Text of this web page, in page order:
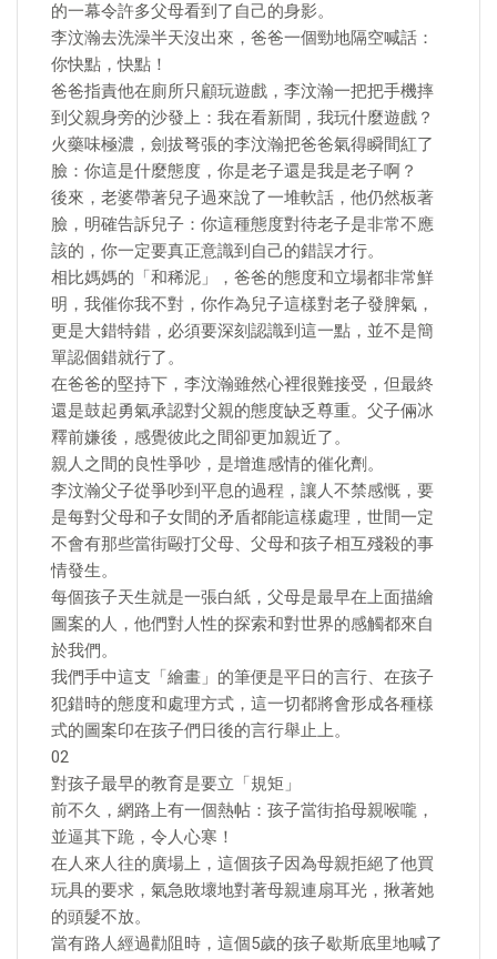
的一幕令許多父母看到了自己的身影。
李汶瀚去洗澡半天沒出來，爸爸一個勁地隔空喊話：
你快點，快點！
爸爸指責他在廁所只顧玩遊戲，李汶瀚一把把手機摔
到父親身旁的沙發上：我在看新聞，我玩什麼遊戲？
火藥味極濃，劍拔弩張的李汶瀚把爸爸氣得瞬間紅了
臉：你這是什麼態度，你是老子還是我是老子啊？
後來，老婆帶著兒子過來說了一堆軟話，他仍然板著
臉，明確告訴兒子：你這種態度對待老子是非常不應
該的，你一定要真正意識到自己的錯誤才行。
相比媽媽的「和稀泥」，爸爸的態度和立場都非常鮮
明，我催你我不對，你作為兒子這樣對老子發脾氣，
更是大錯特錯，必須要深刻認識到這一點，並不是簡
單認個錯就行了。
在爸爸的堅持下，李汶瀚雖然心裡很難接受，但最終
還是鼓起勇氣承認對父親的態度缺乏尊重。父子倆冰
釋前嫌後，感覺彼此之間卻更加親近了。
親人之間的良性爭吵，是增進感情的催化劑。
李汶瀚父子從爭吵到平息的過程，讓人不禁感慨，要
是每對父母和子女間的矛盾都能這樣處理，世間一定
不會有那些當街毆打父母、父母和孩子相互殘殺的事
情發生。
每個孩子天生就是一張白紙，父母是最早在上面描繪
圖案的人，他們對人性的探索和對世界的感觸都來自
於我們。
我們手中這支「繪畫」的筆便是平日的言行、在孩子
犯錯時的態度和處理方式，這一切都將會形成各種樣
式的圖案印在孩子們日後的言行舉止上。
02
對孩子最早的教育是要立「規矩」
前不久，網路上有一個熱帖：孩子當街掐母親喉嚨，
並逼其下跪，令人心寒！
在人來人往的廣場上，這個孩子因為母親拒絕了他買
玩具的要求，氣急敗壞地對著母親連扇耳光，揪著她
的頭髮不放。
當有路人經過勸阻時，這個5歲的孩子歇斯底里地喊了